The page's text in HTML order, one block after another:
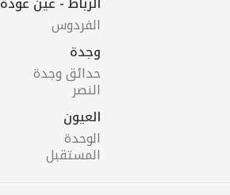
الفردوس
وجدة
حدائق وجدة
النصر
العيون
الوحدة
المستقبل